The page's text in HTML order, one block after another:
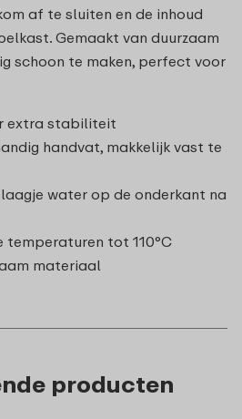
af te sluiten en de inhoud
Gemaakt van duurzaam
schoon te maken, perfect voor
extra stabiliteit
handvat, makkelijk vast te
water op de onderkant na
temperaturen tot 110°C
materiaal
producten